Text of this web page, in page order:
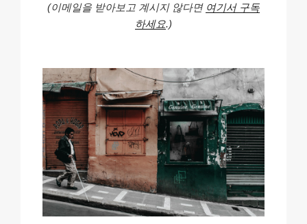
(이메일을 받아보고 계시지 않다면 여기서 구독
하세요.)